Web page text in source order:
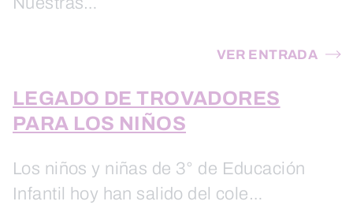
VER ENTRADA
LEGADO DE TROVADORES
PARA LOS NIÑOS
Los niños y niñas de 3° de Educación
Infantil hoy han salido del cole…